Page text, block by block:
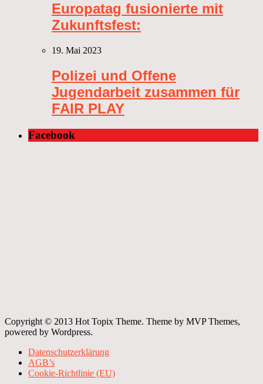
Europatag fusionierte mit
Zukunftsfest:
19. Mai 2023
Polizei und Offene
Jugendarbeit zusammen für
FAIR PLAY
Facebook
Copyright © 2013 Hot Topix Theme. Theme by MVP Themes,
powered by Wordpress.
Datenschutzerklärung
AGB’s
Cookie-Richtlinie (EU)